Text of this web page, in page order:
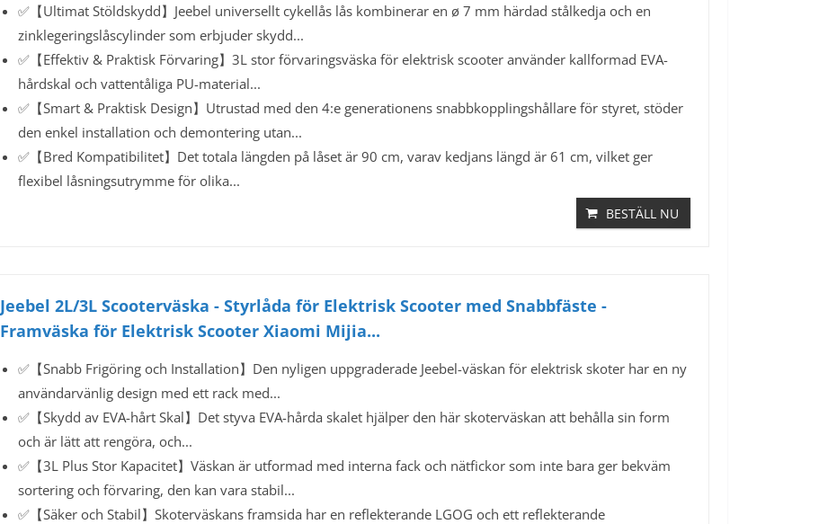
✅【Ultimat Stöldskydd】Jeebel universellt cykellås lås kombinerar en ø 7 mm härdad stålkedja och en
zinklegeringslåscylinder som erbjuder skydd...
✅【Effektiv & Praktisk Förvaring】3L stor förvaringsväska för elektrisk scooter använder kallformad EVA-
hårdskal och vattentåliga PU-material...
✅【Smart & Praktisk Design】Utrustad med den 4:e generationens snabbkopplingshållare för styret, stöder
den enkel installation och demontering utan...
✅【Bred Kompatibilitet】Det totala längden på låset är 90 cm, varav kedjans längd är 61 cm, vilket ger
flexibel låsningsutrymme för olika...
BESTÄLL NU
Jeebel 2L/3L Scooterväska - Styrlåda för Elektrisk Scooter med Snabbfäste -
Framväska för Elektrisk Scooter Xiaomi Mijia...
✅【Snabb Frigöring och Installation】Den nyligen uppgraderade Jeebel-väskan för elektrisk skoter har en ny
användarvänlig design med ett rack med...
✅【Skydd av EVA-hårt Skal】Det styva EVA-hårda skalet hjälper den här skoterväskan att behålla sin form
och är lätt att rengöra, och...
✅【3L Plus Stor Kapacitet】Väskan är utformad med interna fack och nätfickor som inte bara ger bekväm
sortering och förvaring, den kan vara stabil...
✅【Säker och Stabil】Skoterväskans framsida har en reflekterande LGOG och ett reflekterande